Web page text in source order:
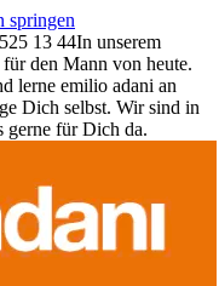
springen
13 44In unserem
den Mann von heute.
lerne emilio adani an
Dich selbst. Wir sind in
gerne für Dich da.